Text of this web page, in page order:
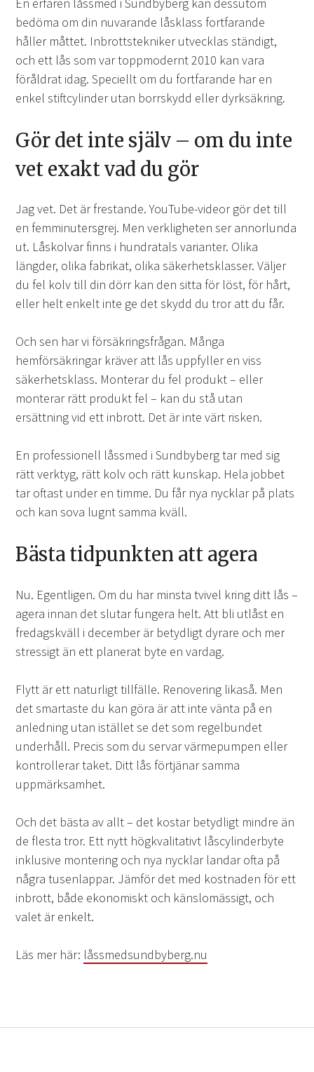
bedöma om din nuvarande låsklass fortfarande
håller måttet. Inbrottstekniker utvecklas ständigt,
och ett lås som var toppmodernt 2010 kan vara
föråldrat idag. Speciellt om du fortfarande har en
enkel stiftcylinder utan borrskydd eller dyrksäkring.
Gör det inte själv – om du inte
vet exakt vad du gör
Jag vet. Det är frestande. YouTube-videor gör det till
en femminutersgrej. Men verkligheten ser annorlunda
ut. Låskolvar finns i hundratals varianter. Olika
längder, olika fabrikat, olika säkerhetsklasser. Väljer
du fel kolv till din dörr kan den sitta för löst, för hårt,
eller helt enkelt inte ge det skydd du tror att du får.
Och sen har vi försäkringsfrågan. Många
hemförsäkringar kräver att lås uppfyller en viss
säkerhetsklass. Monterar du fel produkt – eller
monterar rätt produkt fel – kan du stå utan
ersättning vid ett inbrott. Det är inte värt risken.
En professionell låssmed i Sundbyberg tar med sig
rätt verktyg, rätt kolv och rätt kunskap. Hela jobbet
tar oftast under en timme. Du får nya nycklar på plats
och kan sova lugnt samma kväll.
Bästa tidpunkten att agera
Nu. Egentligen. Om du har minsta tvivel kring ditt lås –
agera innan det slutar fungera helt. Att bli utlåst en
fredagskväll i december är betydligt dyrare och mer
stressigt än ett planerat byte en vardag.
Flytt är ett naturligt tillfälle. Renovering likaså. Men
det smartaste du kan göra är att inte vänta på en
anledning utan istället se det som regelbundet
underhåll. Precis som du servar värmepumpen eller
kontrollerar taket. Ditt lås förtjänar samma
uppmärksamhet.
Och det bästa av allt – det kostar betydligt mindre än
de flesta tror. Ett nytt högkvalitativt låscylinderbyte
inklusive montering och nya nycklar landar ofta på
några tusenlappar. Jämför det med kostnaden för ett
inbrott, både ekonomiskt och känslomässigt, och
valet är enkelt.
Läs mer här: låssmedsundbyberg.nu